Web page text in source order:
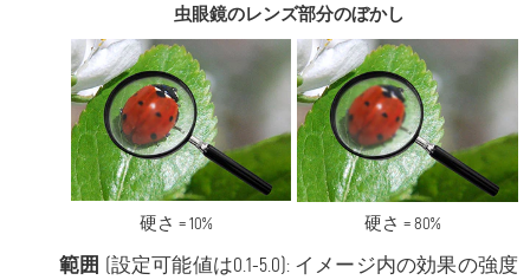
虫眼鏡のレンズ部分のぼかし
硬さ = 10% 硬さ = 80%
範囲 (設定可能値は0.1-5.0): イメージ内の効果の強度